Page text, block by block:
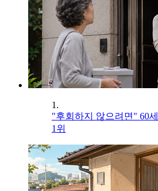
1.
"후회하지 않으려면" 60
1위